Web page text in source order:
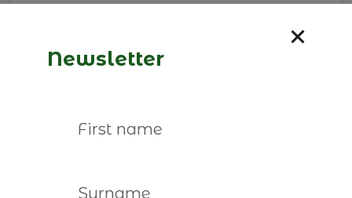
guest on “CEO é o Limite.”
Newsletter